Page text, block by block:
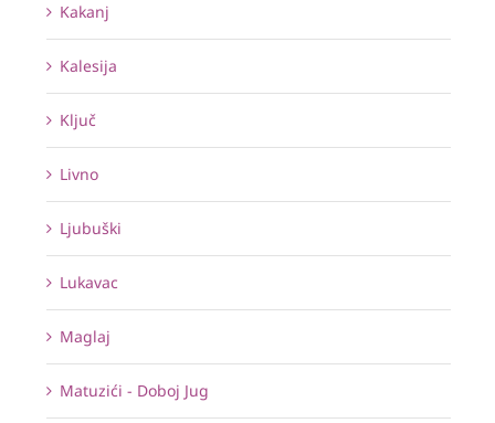
Kakanj
Kalesija
Ključ
Livno
Ljubuški
Lukavac
Maglaj
Matuzići - Doboj Jug